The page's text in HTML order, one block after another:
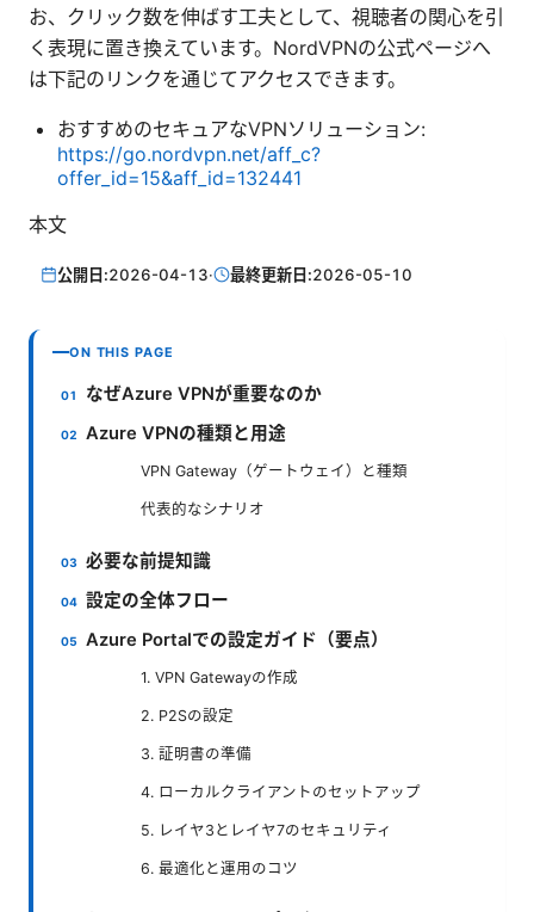
お、クリック数を伸ばす工夫として、視聴者の関心を引
く表現に置き換えています。NordVPNの公式ページへ
は下記のリンクを通じてアクセスできます。
おすすめのセキュアなVPNソリューション:
https://go.nordvpn.net/aff_c?
offer_id=15&aff_id=132441
本文
公開日:2026-04-13· 最終更新日:2026-05-10
ON THIS PAGE
なぜAzure VPNが重要なのか
Azure VPNの種類と用途
VPN Gateway（ゲートウェイ）と種類
代表的なシナリオ
必要な前提知識
設定の全体フロー
Azure Portalでの設定ガイド（要点）
1. VPN Gatewayの作成
2. P2Sの設定
3. 証明書の準備
4. ローカルクライアントのセットアップ
5. レイヤ3とレイヤ7のセキュリティ
6. 最適化と運用のコツ